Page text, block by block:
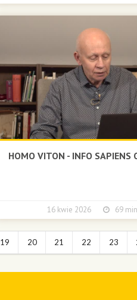
HOMO VITON - INFO SAPIENS
16 kwie 2026 69
19 20 21 22 23